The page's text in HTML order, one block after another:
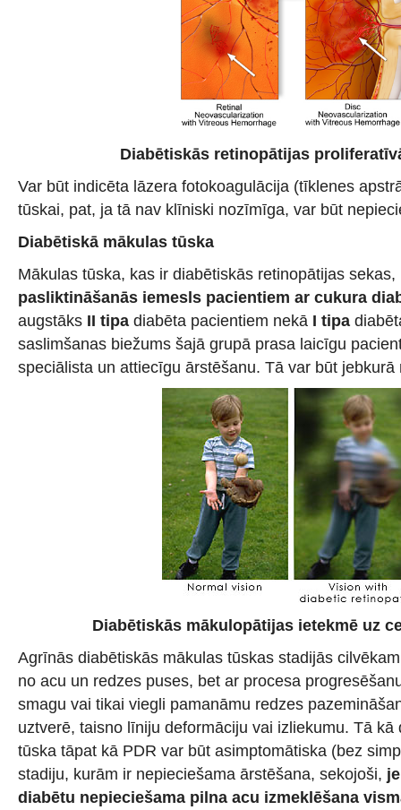
Diabētiskās retinopātijas
Var būt indicēta lāzera fotokoagulācija (tīklenes
tūskai, pat, ja tā nav klīniski nozīmīga, var būt
Diabētiskā mākulas tūska
Mākulas tūska, kas ir diabētiskās retinopātijas sekas,
pasliktināšanās iemesls pacientiem ar cukura
augstāks II tipa diabēta pacientiem nekā I tipa
saslimšanas biežums šajā grupā prasa laicīgu
speciālista un attiecīgu ārstēšanu. Tā var būt
Diabētiskās mākulopātijas ietekmē uz
Agrīnās diabētiskās mākulas tūskas stadijās
no acu un redzes puses, bet ar procesa
smagu vai tikai viegli pamanāmu redzes
uztverē, taisno līniju deformāciju vai izliekumu. Tā kā
tūska tāpat kā PDR var būt asimptomātiska (bez
stadiju, kurām ir nepieciešama ārstēšana, sekojoši,
diabētu nepieciešama pilna acu izmeklēšana